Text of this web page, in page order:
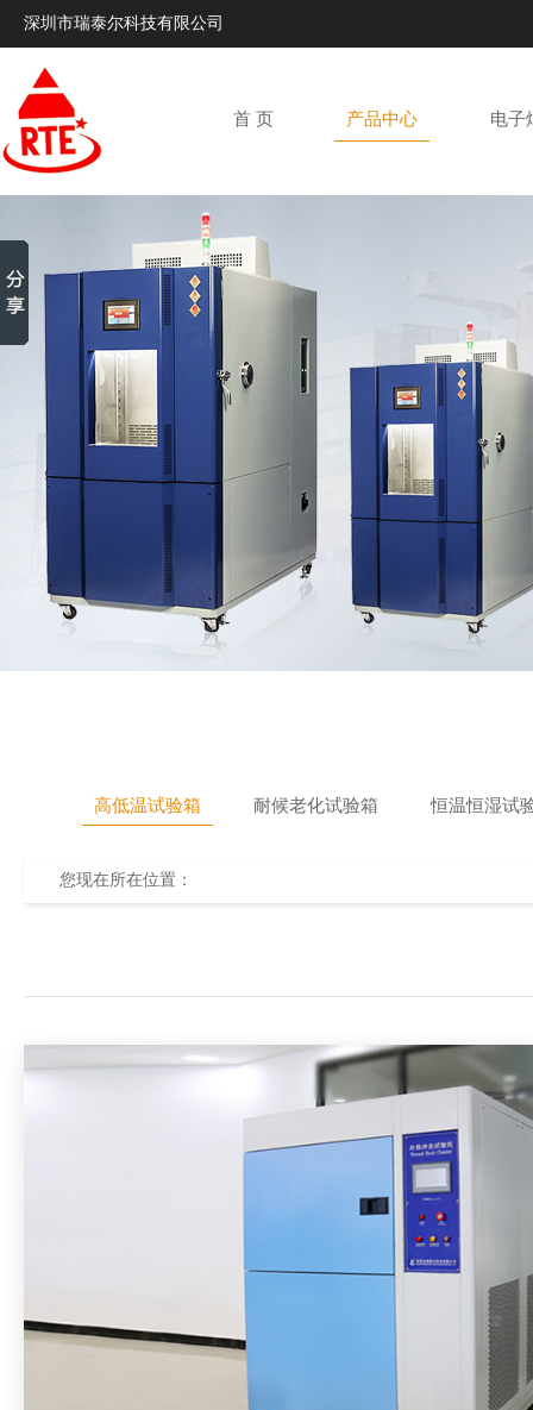
深圳市瑞泰尔科技有限公司
首 页 产品中心 电子
高低温试验箱 耐候老化试验箱 恒温恒湿试
您现在所在位置：